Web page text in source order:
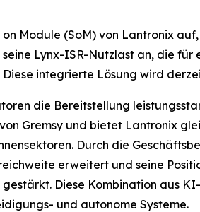
on Module (SoM) von Lantronix
Lynx-ISR-Nutzlast an, die
Diese integrierte Lösung wird
die Bereitstellung
Gremsy und bietet Lantronix
Durch die
erweitert und seine
Diese Kombination aus
und autonome Systeme.